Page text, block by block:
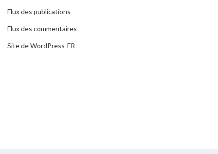
Flux des publications
Flux des commentaires
Site de WordPress-FR